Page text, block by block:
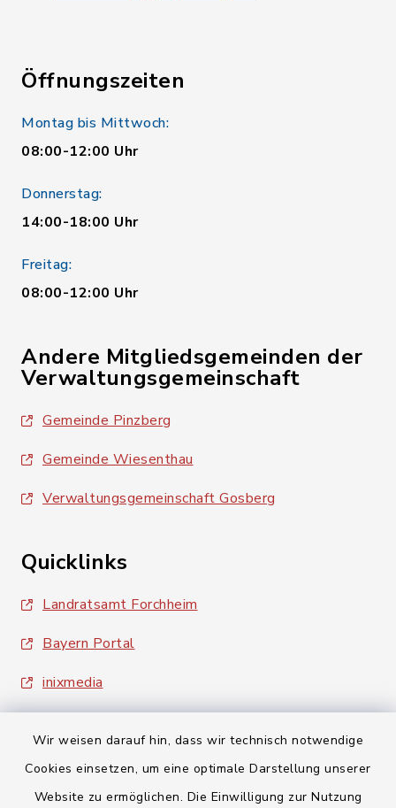
Wir weisen darauf hin, dass wir technisch notwendige
Cookies einsetzen, um eine optimale Darstellung unserer
Website zu ermöglichen. Die Einwilligung zur Nutzung
Öffnungszeiten
Montag bis Mittwoch:
08:00-12:00 Uhr
Donnerstag:
14:00-18:00 Uhr
Freitag:
08:00-12:00 Uhr
Andere Mitgliedsgemeinden der
Verwaltungsgemeinschaft
Gemeinde Pinzberg
Gemeinde Wiesenthau
Verwaltungsgemeinschaft Gosberg
Quicklinks
Landratsamt Forchheim
Bayern Portal
inixmedia